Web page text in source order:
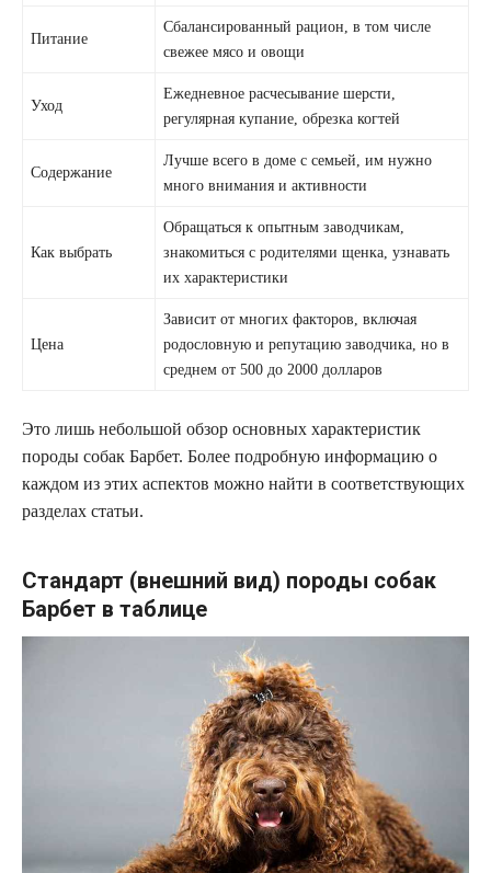
Питание
Сбалансированный рацион, в том числе
свежее мясо и овощи
Уход
Ежедневное расчесывание шерсти,
регулярная купание, обрезка когтей
Содержание
Лучше всего в доме с семьей, им нужно
много внимания и активности
Как выбрать
Обращаться к опытным заводчикам,
знакомиться с родителями щенка, узнавать
их характеристики
Цена
Зависит от многих факторов, включая
родословную и репутацию заводчика, но в
среднем от 500 до 2000 долларов
Это лишь небольшой обзор основных характеристик
породы собак Барбет. Более подробную информацию о
каждом из этих аспектов можно найти в соответствующих
разделах статьи.
Стандарт (внешний вид) породы собак
Барбет в таблице